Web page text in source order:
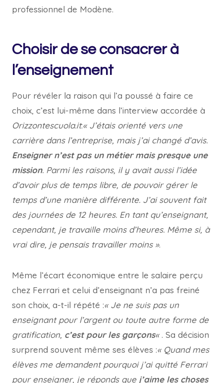
professionnel de Modène.
Choisir de se consacrer à
l’enseignement
Pour révéler la raison qui l’a poussé à faire ce
choix, c’est lui-même dans l’interview accordée à
Orizzontescuola.it:« J’étais orienté vers une
carrière dans l’entreprise, mais j’ai changé d’avis.
Enseigner n’est pas un métier mais presque une
mission. Parmi les raisons, il y avait aussi l’idée
d’avoir plus de temps libre, de pouvoir gérer le
temps d’une manière différente. J’ai souvent fait
des journées de 12 heures. En tant qu’enseignant,
cependant, je travaille moins d’heures. Même si, à
vrai dire, je pensais travailler moins ».
Même l’écart économique entre le salaire perçu
chez Ferrari et celui d’enseignant n’a pas freiné
son choix, a-t-il répété :« Je ne suis pas un
enseignant pour l’argent ou toute autre forme de
gratification, c’est pour les garçons« . Sa décision
surprend souvent même ses élèves :« Quand mes
élèves me demandent pourquoi j’ai quitté Ferrari
pour enseigner, je réponds que j’aime les choses